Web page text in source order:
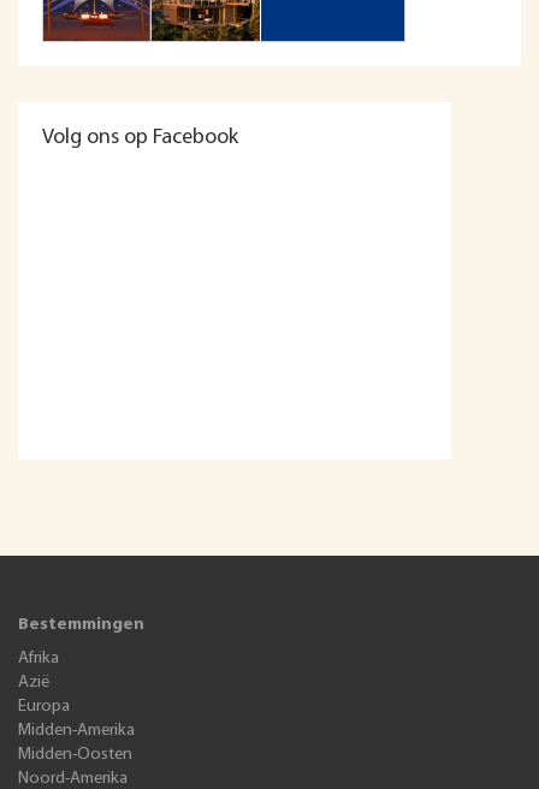
Volg ons op Facebook
Bestemmingen
Afrika
Azië
Europa
Midden-Amerika
Midden-Oosten
Noord-Amerika